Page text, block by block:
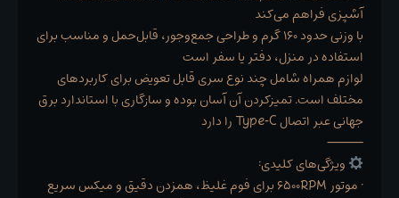
آشپزی فراهم می‌کند
با وزنی حدود ۱۶۰ گرم و طراحی جمع‌وجور، قابل‌حمل و مناسب برای
استفاده در منزل، دفتر یا سفر است
لوازم همراه شامل چند نوع سری قابل تعویض برای کاربردهای
مختلف است. تمیزکردن آن آسان بوده و سازگاری با استاندارد برق
جهانی عبر اتصال Type‑C را دارد
⸻
ویژگی‌های کلیدی:
• موتور ۶۵۰۰RPM برای فوم غلیظ، همزدن دقیق و میکس سریع